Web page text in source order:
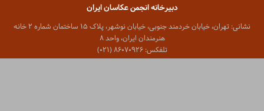
تماس با ما
دبیرخانه انجمن عکاسان ایران
نشانی: تهران، خیابان خردمند جنوبی، خیابان نوشهر، پلاک ۱۵ ساختمان شماره ۲ خانه
هنرمندان ایران، واحد ۸
تلفکس: ۸۶۰۷۰۹۲۶ (۰۲۱)